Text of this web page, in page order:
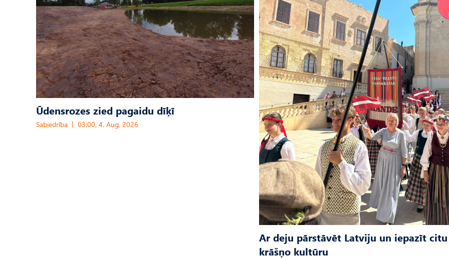
Ūdensrozes zied pagaidu dīķī
Sabiedrība 03:00, 4. Aug, 2026
Ar deju pārstāvēt Latviju un iepazīt
krāšņo kultūru